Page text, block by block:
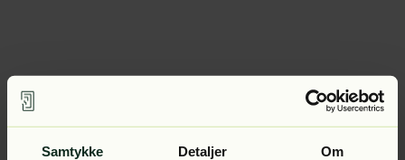
Samtykke Detaljer Om